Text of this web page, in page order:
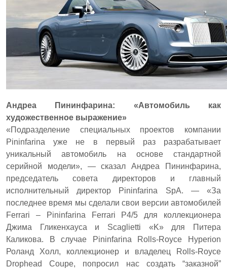
Андреа Пининфарина: «Автомобиль как
художественное выражение»
«Подразделение специальных проектов компании
Pininfarina уже не в первый раз разрабатывает
уникальный автомобиль на основе стандартной
серийной модели», — сказал Андреа Пининфарина,
председатель совета директоров и главный
исполнительный директор Pininfarina SpA. — «За
последнее время мы сделали свои версии автомобилей
Ferrari – Pininfarina Ferrari P4/5 для коллекционера
Джима Гликенхауса и Scaglietti «K» для Питера
Каликова. В случае Pininfarina Rolls-Royce Hyperion
Роланд Холл, коллекционер и владелец Rolls-Royce
Drophead Coupe, попросил нас создать “заказной”